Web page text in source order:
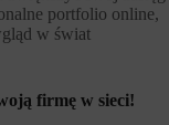
portfolio online,
w świat
firmę w sieci!